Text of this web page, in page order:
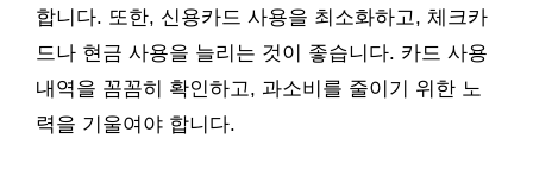
합니다. 또한, 신용카드 사용을 최소화하고, 체크카
드나 현금 사용을 늘리는 것이 좋습니다. 카드 사용
내역을 꼼꼼히 확인하고, 과소비를 줄이기 위한 노
력을 기울여야 합니다.